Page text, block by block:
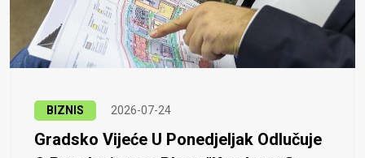
BIZNIS 2026-07-24
Gradsko Vijeće U Ponedjeljak Odlučuje